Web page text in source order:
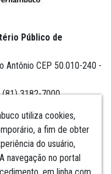
utiliza cookies,
a fim de obter
do usuário,
navegação no portal
Público de
Antônio CEP 50.010-240 -
(81) 3182-7000